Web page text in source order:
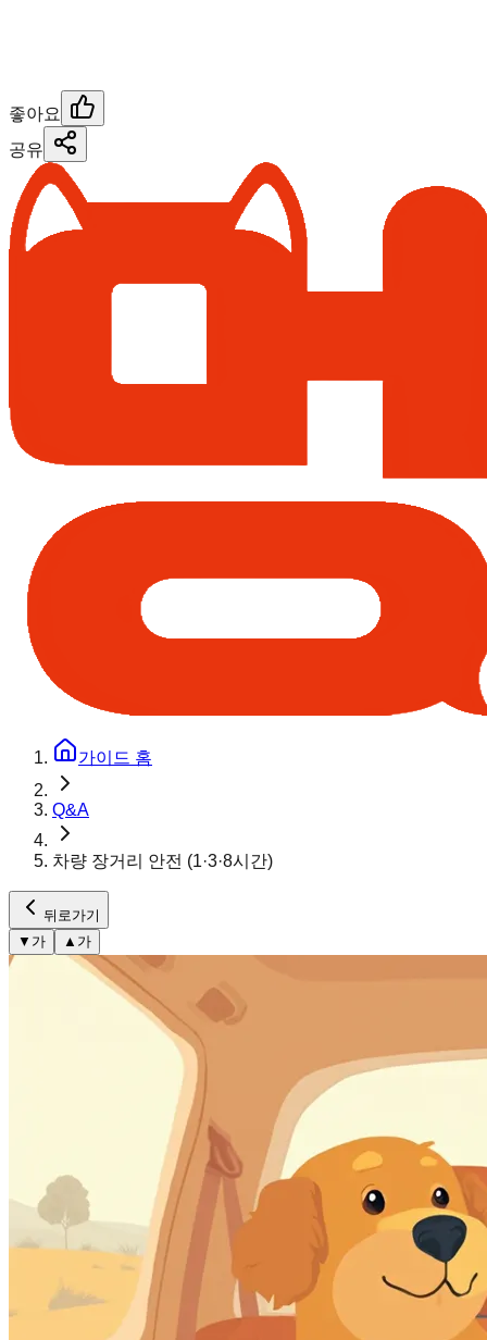
좋아요
공유
가이드 홈
Q&A
차량 장거리 안전 (1·3·8시간)
뒤로가기
▼ 가 ▲ 가